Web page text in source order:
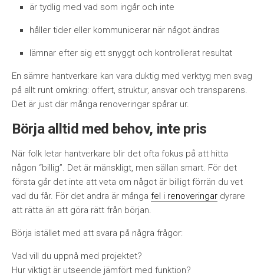
är tydlig med vad som ingår och inte
håller tider eller kommunicerar när något ändras
lämnar efter sig ett snyggt och kontrollerat resultat
En sämre hantverkare kan vara duktig med verktyg men svag
på allt runt omkring: offert, struktur, ansvar och transparens.
Det är just där många renoveringar spårar ur.
Börja alltid med behov, inte pris
När folk letar hantverkare blir det ofta fokus på att hitta
någon “billig”. Det är mänskligt, men sällan smart. För det
första går det inte att veta om något är billigt förrän du vet
vad du får. För det andra är många fel i renoveringar dyrare
att rätta än att göra rätt från början.
Börja istället med att svara på några frågor:
Vad vill du uppnå med projektet?
Hur viktigt är utseende jämfört med funktion?